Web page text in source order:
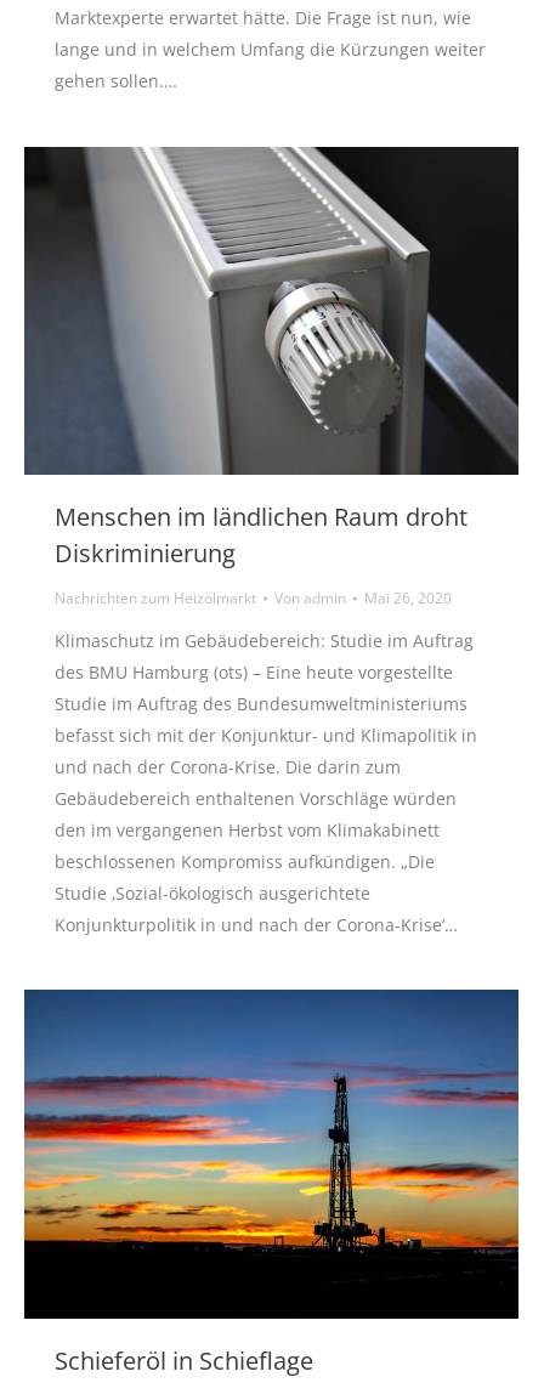
Marktexperte erwartet hätte. Die Frage ist nun, wie
lange und in welchem Umfang die Kürzungen weiter
gehen sollen.…
Menschen im ländlichen Raum droht
Diskriminierung
Nachrichten zum Heizölmarkt Vonadmin Mai 26, 2020
Klimaschutz im Gebäudebereich: Studie im Auftrag
des BMU Hamburg (ots) – Eine heute vorgestellte
Studie im Auftrag des Bundesumweltministeriums
befasst sich mit der Konjunktur- und Klimapolitik in
und nach der Corona-Krise. Die darin zum
Gebäudebereich enthaltenen Vorschläge würden
den im vergangenen Herbst vom Klimakabinett
beschlossenen Kompromiss aufkündigen. „Die
Studie ‚Sozial-ökologisch ausgerichtete
Konjunkturpolitik in und nach der Corona-Krise‘…
Schieferöl in Schieflage